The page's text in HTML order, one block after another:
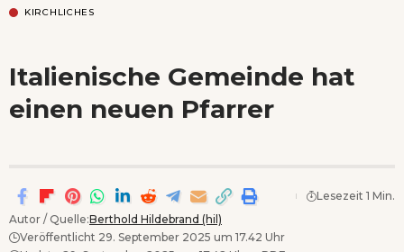
KIRCHLICHES
Italienische Gemeinde hat
einen neuen Pfarrer
Autor / Quelle:Berthold Hildebrand (hil)
Veröffentlicht 29. September 2025 um 17.42 Uhr
Lesezeit 1 Min.